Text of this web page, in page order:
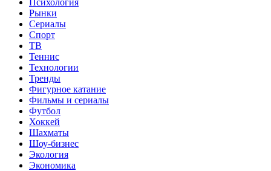
Рынки
Сериалы
Спорт
ТВ
Теннис
Технологии
Тренды
Фигурное катание
Фильмы и сериалы
Футбол
Хоккей
Шахматы
Шоу-бизнес
Экология
Экономика